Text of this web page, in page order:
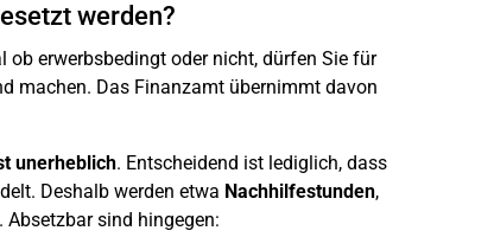
werden?
ob erwerbsbedingt oder nicht, dürfen Sie für
machen. Das Finanzamt übernimmt davon
unerheblich. Entscheidend ist lediglich, dass
Deshalb werden etwa Nachhilfestunden,
sind hingegen: